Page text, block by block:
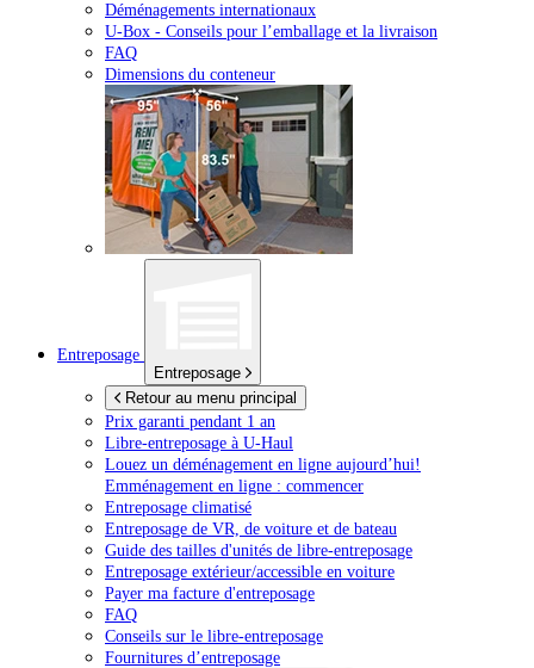
Déménagements internationaux
U-Box - Conseils pour l’emballage et la livraison
FAQ
Dimensions du conteneur
Entreposage
Entreposage
Retour au menu principal
Prix garanti pendant 1 an
Libre-entreposage à U-Haul
Louez un déménagement en ligne aujourd’hui!
Emménagement en ligne : commencer
Entreposage climatisé
Entreposage de VR, de voiture et de bateau
Guide des tailles d'unités de libre-entreposage
Entreposage extérieur/accessible en voiture
Payer ma facture d'entreposage
FAQ
Conseils sur le libre-entreposage
Fournitures d’entreposage